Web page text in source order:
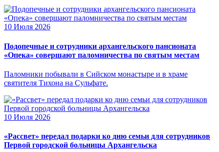
10 Июля 2026
Подопечные и сотрудники архангельского пансионата
«Опека» совершают паломничества по святым местам
Паломники побывали в Сийском монастыре и в храме
святителя Тихона на Сульфате.
10 Июля 2026
«Рассвет» передал подарки ко дню семьи для сотрудников
Первой городской больницы Архангельска